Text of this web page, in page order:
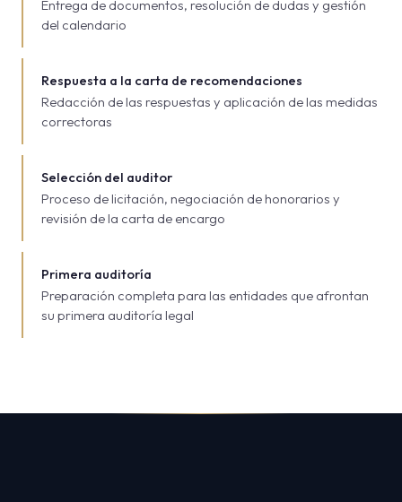
Entrega de documentos, resolución de dudas y gestión
del calendario
Respuesta a la carta de recomendaciones
Redacción de las respuestas y aplicación de las medidas
correctoras
Selección del auditor
Proceso de licitación, negociación de honorarios y
revisión de la carta de encargo
Primera auditoría
Preparación completa para las entidades que afrontan
su primera auditoría legal